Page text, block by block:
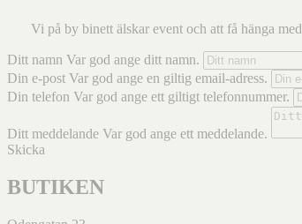
Vi på by binett älskar event och att få hänga
Ditt namn Var god ange ditt namn.
Din e-post Var god ange en giltig email-adress.
Din telefon Var god ange ett giltigt telefonnummer.
Ditt meddelande Var god ange ett meddelande.
Skicka
BUTIKEN